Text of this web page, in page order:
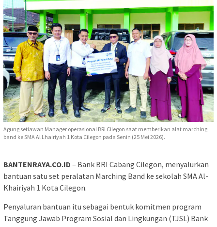
Agung setiawan Manager operasional BRI Cilegon saat memberikan alat marching
band ke SMA Al Lhairiyah 1 Kota Cilegon pada Senin (25 Mei 2026).
BANTENRAYA.CO.ID – Bank BRI Cabang Cilegon, menyalurkan
bantuan satu set peralatan Marching Band ke sekolah SMA Al-
Khairiyah 1 Kota Cilegon.
Penyaluran bantuan itu sebagai bentuk komitmen program
Tanggung Jawab Program Sosial dan Lingkungan (TJSL) Bank